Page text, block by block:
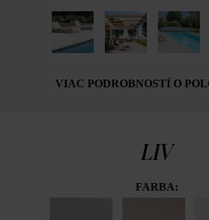
VIAC PODROBNOSTÍ O
LIV
FARBA: